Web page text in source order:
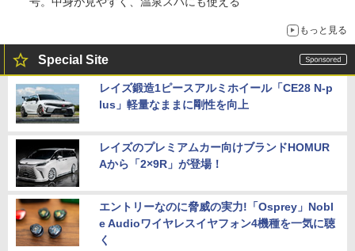
もっと見る
Special Site
レイズ鍛造1ピースアルミホイール「CE28 N-p
lus」軽量なままに剛性を向上
レイズのプレミアムカー向けブランドHOMUR
Aから「2×9R」が登場！
エントリーなのに脅威の実力!「Osprey」Nobl
e Audioワイヤレスイヤフォン4機種を一気に聴
く